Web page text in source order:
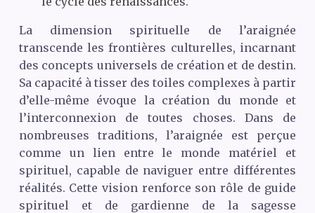
La dimension spirituelle de l’araignée
transcende les frontières culturelles, incarnant
des concepts universels de création et de destin.
Sa capacité à tisser des toiles complexes à partir
d’elle-même évoque la création du monde et
l’interconnexion de toutes choses. Dans de
nombreuses traditions, l’araignée est perçue
comme un lien entre le monde matériel et
spirituel, capable de naviguer entre différentes
réalités. Cette vision renforce son rôle de guide
spirituel et de gardienne de la sagesse